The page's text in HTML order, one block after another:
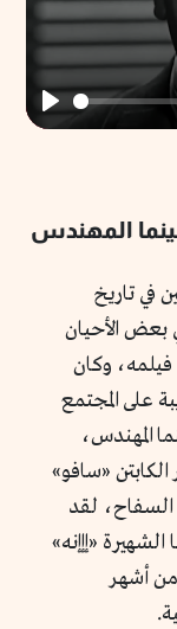
Play
المهندس
في تاريخ
بعض الأحيان
وكان
على المجتمع
المهندس،
1970» يحضر الكابتن «سافو»
السفاح، لقد
«إإإنه»
من أشهر